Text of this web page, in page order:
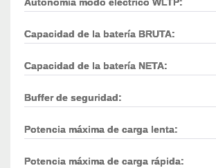
Autonomía modo eléctrico WLTP:
Capacidad de la batería BRUTA:
Capacidad de la batería NETA:
Buffer de seguridad:
Potencia máxima de carga lenta:
Potencia máxima de carga rápida: